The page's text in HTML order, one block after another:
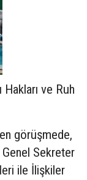
ve Ruh
görüşmede,
Genel Sekreter
ile İlişkiler